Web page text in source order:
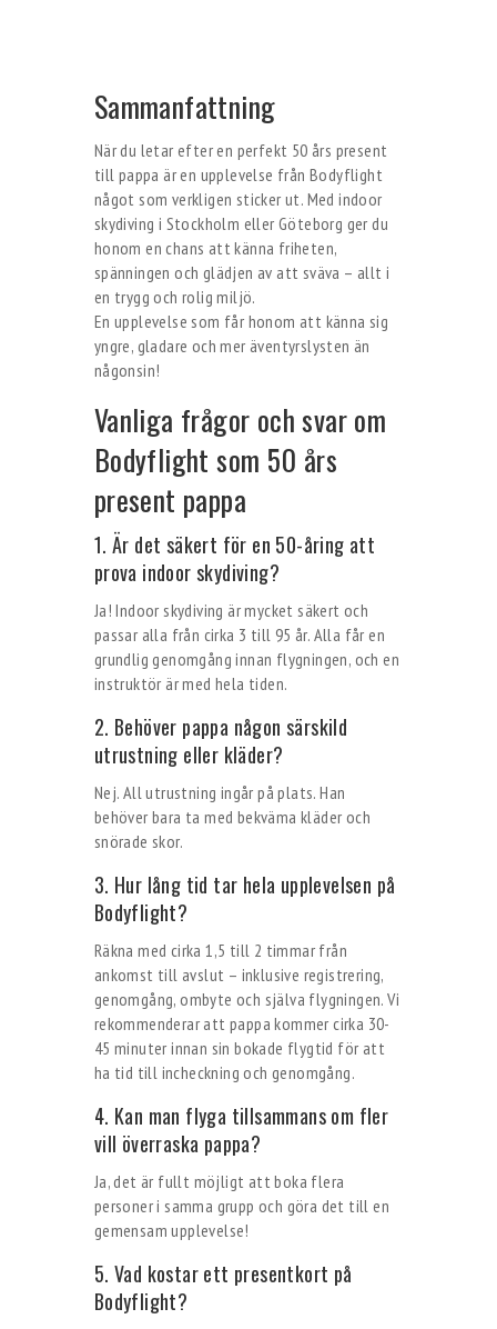
Sammanfattning
När du letar efter en perfekt 50 års present
till pappa är en upplevelse från Bodyflight
något som verkligen sticker ut. Med indoor
skydiving i Stockholm eller Göteborg ger du
honom en chans att känna friheten,
spänningen och glädjen av att sväva – allt i
en trygg och rolig miljö.
En upplevelse som får honom att känna sig
yngre, gladare och mer äventyrslysten än
någonsin!
Vanliga frågor och svar om
Bodyflight som 50 års
present pappa
1. Är det säkert för en 50-åring att
prova indoor skydiving?
Ja! Indoor skydiving är mycket säkert och
passar alla från cirka 3 till 95 år. Alla får en
grundlig genomgång innan flygningen, och en
instruktör är med hela tiden.
2. Behöver pappa någon särskild
utrustning eller kläder?
Nej. All utrustning ingår på plats. Han
behöver bara ta med bekväma kläder och
snörade skor.
3. Hur lång tid tar hela upplevelsen på
Bodyflight?
Räkna med cirka 1,5 till 2 timmar från
ankomst till avslut – inklusive registrering,
genomgång, ombyte och själva flygningen. Vi
rekommenderar att pappa kommer cirka 30-
45 minuter innan sin bokade flygtid för att
ha tid till incheckning och genomgång.
4. Kan man flyga tillsammans om fler
vill överraska pappa?
Ja, det är fullt möjligt att boka flera
personer i samma grupp och göra det till en
gemensam upplevelse!
5. Vad kostar ett presentkort på
Bodyflight?